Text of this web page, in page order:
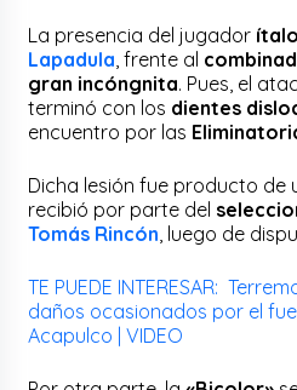
La presencia del jugador
Lapadula , frente al
gran incóngnita. Pues, el
terminó con los dientes
encuentro por las
Dicha lesión fue producto de
recibió por parte del
Tomás Rincón , luego de
TE PUEDE INTERESAR:
daños ocasionados por el
Acapulco | VIDEO